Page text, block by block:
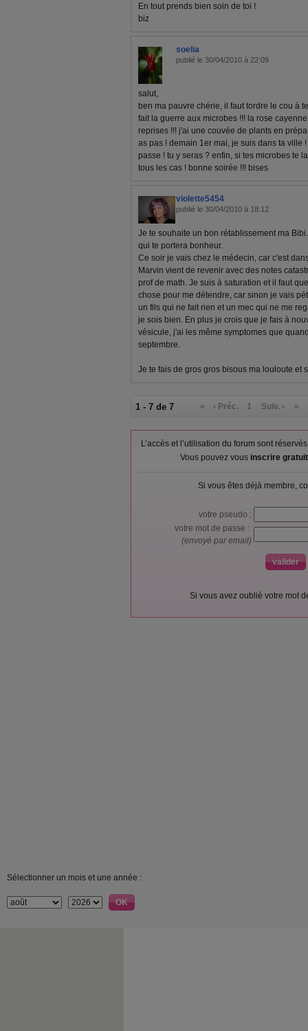
En tout prends bien soin de toi !
biz
soelia
publié le 30/04/2010 à 22:09
salut,
ben ma pauvre chérie, il faut tordre le cou à
fait la guerre aux microbes !!! la rose
reprises !!! j'ai une couvée de plants en
as pas ! demain 1er mai, je suis dans ta ville
passe ! tu y seras ? enfin, si tes microbes te
tous les cas ! bonne soirée !!! bises
violette5454
publié le 30/04/2010 à 18:12
Je te souhaite un bon rétablissement ma
qui te portera bonheur.
Ce soir je vais chez le médecin, car c'est
Marvin vient de revenir avec des notes
prof de math. Je suis à saturation et il faut
chose pour me détendre, car sinon je vais
un fils qui ne fait rien et un mec qui ne me
je sois bien. En plus je crois que je fais à
vésicule, j'ai les même symptomes que
septembre.
Je te fais de gros gros bisous ma louloute et
1 - 7 de 7 « ‹ Préc. 1 Suiv. › »
L’accès et l’utilisation du forum sont
Vous pouvez vous inscrire
Si vous êtes déjà membre,
votre pseudo :
votre mot de passe :
(envoyé par email)
Si vous avez oublié votre mot
Sélectionner un mois et une année :